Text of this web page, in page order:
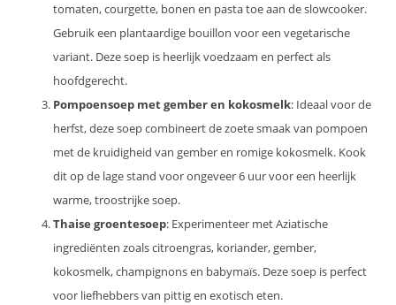
tomaten, courgette, bonen en pasta toe aan de slowcooker.
Gebruik een plantaardige bouillon voor een vegetarische
variant. Deze soep is heerlijk voedzaam en perfect als
hoofdgerecht.
Pompoensoep met gember en kokosmelk: Ideaal voor de
herfst, deze soep combineert de zoete smaak van pompoen
met de kruidigheid van gember en romige kokosmelk. Kook
dit op de lage stand voor ongeveer 6 uur voor een heerlijk
warme, troostrijke soep.
Thaise groentesoep: Experimenteer met Aziatische
ingrediënten zoals citroengras, koriander, gember,
kokosmelk, champignons en babymaïs. Deze soep is perfect
voor liefhebbers van pittig en exotisch eten.